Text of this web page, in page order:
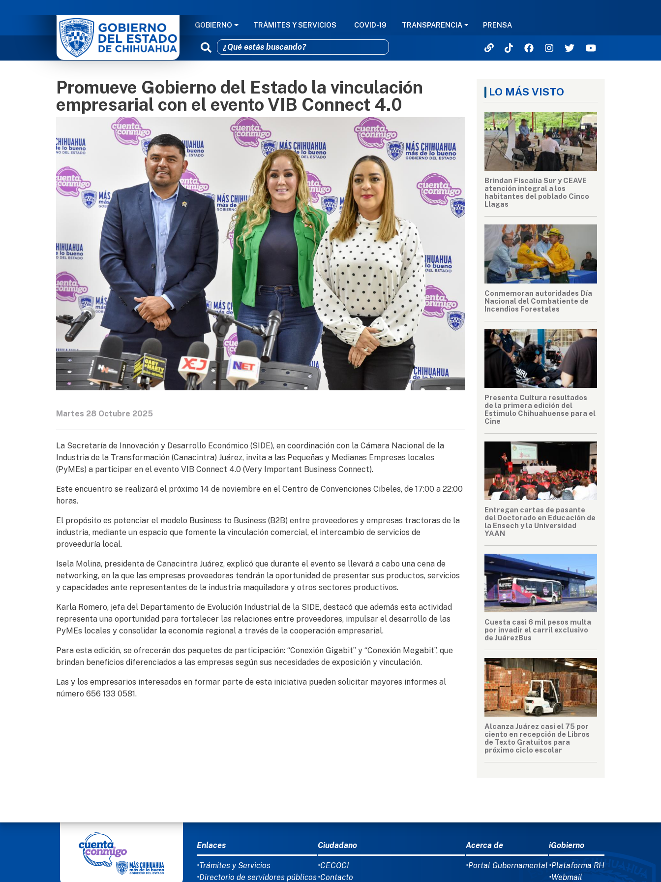
Pasar al contenido principal
NAVEGACIÓN PRINCIPAL
GOBIERNO TRÁMITES Y SERVICIOS COVID-19 TRANSPARENCIA PRENSA
Promueve Gobierno del Estado la vinculación
empresarial con el evento VIB Connect 4.0
Martes 28 Octubre 2025
La Secretaría de Innovación y Desarrollo Económico (SIDE), en coordinación con la Cámara Nacional de la
Industria de la Transformación (Canacintra) Juárez, invita a las Pequeñas y Medianas Empresas locales
(PyMEs) a participar en el evento VIB Connect 4.0 (Very Important Business Connect).
Este encuentro se realizará el próximo 14 de noviembre en el Centro de Convenciones Cibeles, de 17:00 a 22:00
horas.
El propósito es potenciar el modelo Business to Business (B2B) entre proveedores y empresas tractoras de la
industria, mediante un espacio que fomente la vinculación comercial, el intercambio de servicios de
proveeduría local.
Isela Molina, presidenta de Canacintra Juárez, explicó que durante el evento se llevará a cabo una cena de
networking, en la que las empresas proveedoras tendrán la oportunidad de presentar sus productos, servicios
y capacidades ante representantes de la industria maquiladora y otros sectores productivos.
Karla Romero, jefa del Departamento de Evolución Industrial de la SIDE, destacó que además esta actividad
representa una oportunidad para fortalecer las relaciones entre proveedores, impulsar el desarrollo de las
PyMEs locales y consolidar la economía regional a través de la cooperación empresarial.
Para esta edición, se ofrecerán dos paquetes de participación: “Conexión Gigabit” y “Conexión Megabit”, que
brindan beneficios diferenciados a las empresas según sus necesidades de exposición y vinculación.
Las y los empresarios interesados en formar parte de esta iniciativa pueden solicitar mayores informes al
número 656 133 0581.
LO MÁS VISTO
Brindan Fiscalía Sur y CEAVE
atención integral a los
habitantes del poblado Cinco
Llagas
Conmemoran autoridades Día
Nacional del Combatiente de
Incendios Forestales
Presenta Cultura resultados
de la primera edición del
Estímulo Chihuahuense para el
Cine
Entregan cartas de pasante
del Doctorado en Educación de
la Ensech y la Universidad
YAAN
Cuesta casi 6 mil pesos multa
por invadir el carril exclusivo
de JuárezBus
Alcanza Juárez casi el 75 por
ciento en recepción de Libros
de Texto Gratuitos para
próximo ciclo escolar
MENÚ DEL PIE
Enlaces
•Trámites y Servicios
•Directorio de servidores públicos
Ciudadano
•CECOCI
•Contacto
Acerca de
•Portal Gubernamental
iGobierno
•Plataforma RH
•Webmail